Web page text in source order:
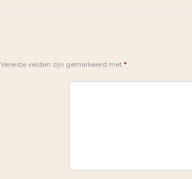
Vereiste velden zijn gemarkeerd met *